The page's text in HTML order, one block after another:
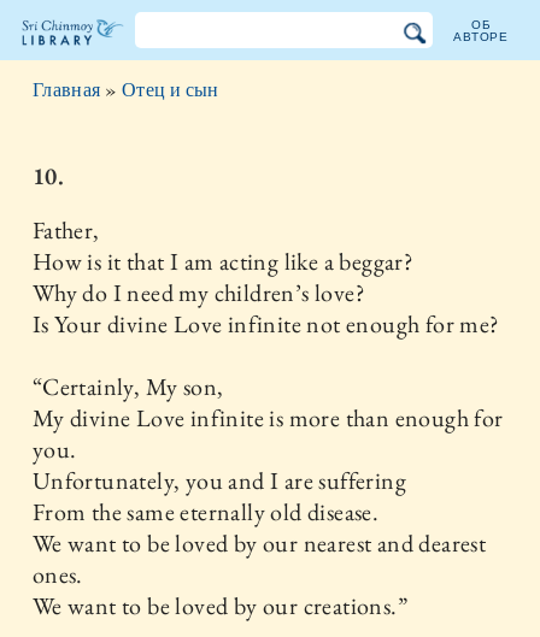
Библиотека
Чинмоя
ОБ
АВТОРЕ
Главная » Отец и сын
10.
Father,
How is it that I am acting like a beggar?
Why do I need my children’s love?
Is Your divine Love infinite not enough for me?
“Certainly, My son,
My divine Love infinite is more than enough for
you.
Unfortunately, you and I are suffering
From the same eternally old disease.
We want to be loved by our nearest and dearest
ones.
We want to be loved by our creations.”